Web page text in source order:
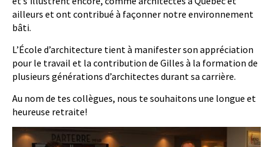
ailleurs et ont contribué à façonner notre environnement
bâti.
L’École d’architecture tient à manifester son appréciation
pour le travail et la contribution de Gilles à la formation de
plusieurs générations d’architectes durant sa carrière.
Au nom de tes collègues, nous te souhaitons une longue et
heureuse retraite!